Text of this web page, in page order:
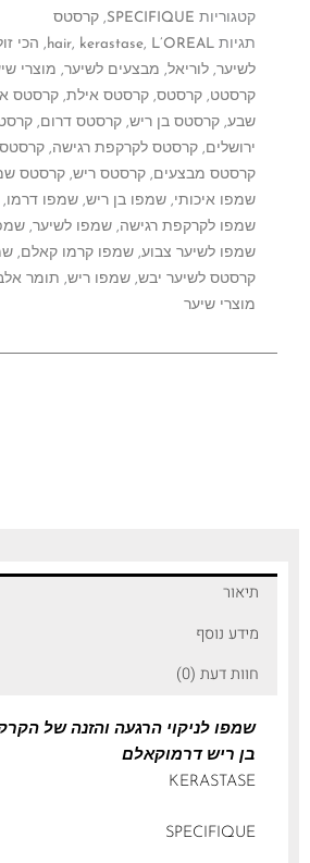
קטגוריות SPECIFIQUE
, קרסטס
תגיות
hair, kerastase, L’OREAL
, הכי
לשיער, לוריאל, מבצעים לשיער, מוצרי
קרסטט, קרסטס, קרסטס אילת, קרסטס
שבע, קרסטס בן ריש, קרסטס דרום,
ירושלים, קרסטס לקרקפת רגישה,
קרסטס מבצעים, קרסטס ריש, קרסטס
שמפו איכותי, שמפו בן ריש, שמפו דרמו,
שמפו לקרקפת רגישה, שמפו לשיער,
שמפו לשיער צבוע, שמפו קרמו קאלם,
קרסטס לשיער יבש, שמפו ריש, תומר
מוצרי שיער
תיאור
מידע נוסף
חוות דעת (0)
שמפו לניקוי הרגעה והזנה של
בן ריש דרמוקאלם
KERASTASE
SPECIFIQUE